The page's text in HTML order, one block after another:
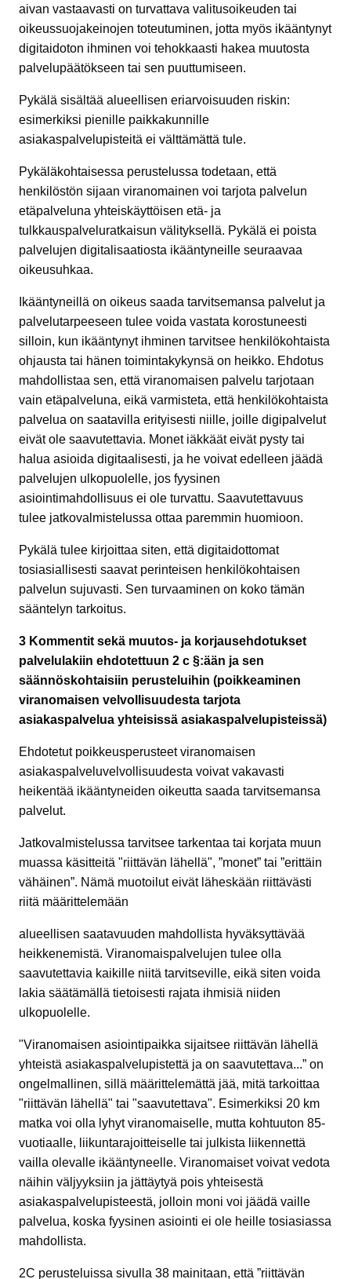
aivan vastaavasti on turvattava valitusoikeuden tai
oikeussuojakeinojen toteutuminen, jotta myös ikääntynyt
digitaidoton ihminen voi tehokkaasti hakea muutosta
palvelupäätökseen tai sen puuttumiseen.
Pykälä sisältää alueellisen eriarvoisuuden riskin:
esimerkiksi pienille paikkakunnille
asiakaspalvelupisteitä ei välttämättä tule.
Pykäläkohtaisessa perustelussa todetaan, että
henkilöstön sijaan viranomainen voi tarjota palvelun
etäpalveluna yhteiskäyttöisen etä- ja
tulkkauspalveluratkaisun välityksellä. Pykälä ei poista
palvelujen digitalisaatiosta ikääntyneille seuraavaa
oikeusuhkaa.
Ikääntyneillä on oikeus saada tarvitsemansa palvelut ja
palvelutarpeeseen tulee voida vastata korostuneesti
silloin, kun ikääntynyt ihminen tarvitsee henkilökohtaista
ohjausta tai hänen toimintakykynsä on heikko. Ehdotus
mahdollistaa sen, että viranomaisen palvelu tarjotaan
vain etäpalveluna, eikä varmisteta, että henkilökohtaista
palvelua on saatavilla erityisesti niille, joille digipalvelut
eivät ole saavutettavia. Monet iäkkäät eivät pysty tai
halua asioida digitaalisesti, ja he voivat edelleen jäädä
palvelujen ulkopuolelle, jos fyysinen
asiointimahdollisuus ei ole turvattu. Saavutettavuus
tulee jatkovalmistelussa ottaa paremmin huomioon.
Pykälä tulee kirjoittaa siten, että digitaidottomat
tosiasiallisesti saavat perinteisen henkilökohtaisen
palvelun sujuvasti. Sen turvaaminen on koko tämän
sääntelyn tarkoitus.
3 Kommentit sekä muutos- ja korjausehdotukset
palvelulakiin ehdotettuun 2 c §:ään ja sen
säännöskohtaisiin perusteluihin (poikkeaminen
viranomaisen velvollisuudesta tarjota
asiakaspalvelua yhteisissä asiakaspalvelupisteissä)
Ehdotetut poikkeusperusteet viranomaisen
asiakaspalveluvelvollisuudesta voivat vakavasti
heikentää ikääntyneiden oikeutta saada tarvitsemansa
palvelut.
Jatkovalmistelussa tarvitsee tarkentaa tai korjata muun
muassa käsitteitä "riittävän lähellä", ”monet” tai ”erittäin
vähäinen”. Nämä muotoilut eivät läheskään riittävästi
riitä määrittelemään
alueellisen saatavuuden mahdollista hyväksyttävää
heikkenemistä. Viranomaispalvelujen tulee olla
saavutettavia kaikille niitä tarvitseville, eikä siten voida
lakia säätämällä tietoisesti rajata ihmisiä niiden
ulkopuolelle.
"Viranomaisen asiointipaikka sijaitsee riittävän lähellä
yhteistä asiakaspalvelupistettä ja on saavutettava...” on
ongelmallinen, sillä määrittelemättä jää, mitä tarkoittaa
"riittävän lähellä" tai "saavutettava". Esimerkiksi 20 km
matka voi olla lyhyt viranomaiselle, mutta kohtuuton 85-
vuotiaalle, liikuntarajoitteiselle tai julkista liikennettä
vailla olevalle ikääntyneelle. Viranomaiset voivat vedota
näihin väljyyksiin ja jättäytyä pois yhteisestä
asiakaspalvelupisteestä, jolloin moni voi jäädä vaille
palvelua, koska fyysinen asiointi ei ole heille tosiasiassa
mahdollista.
2C perusteluissa sivulla 38 mainitaan, että ”riittävän